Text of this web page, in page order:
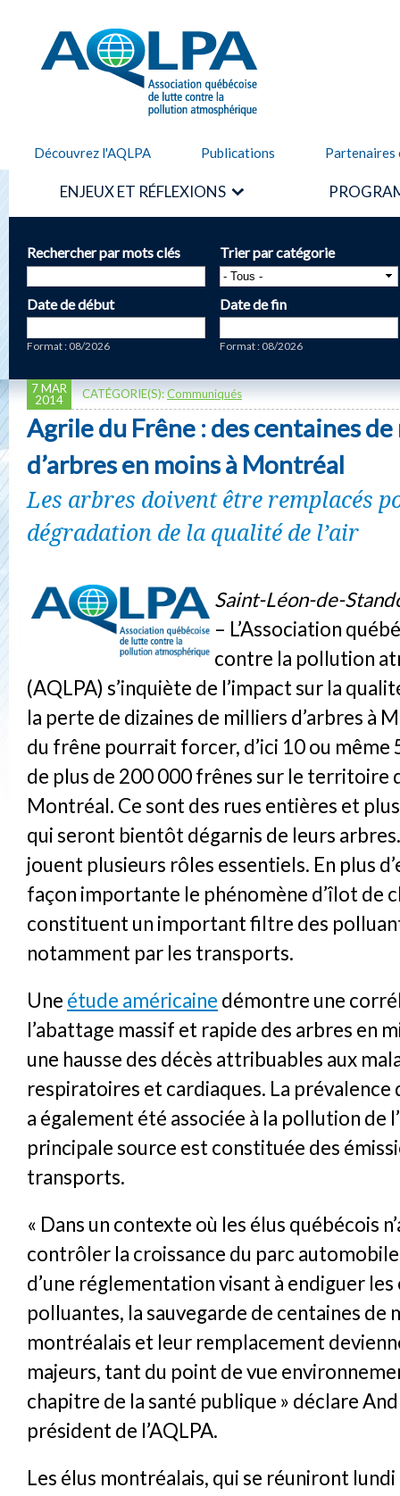
AQLPA
Découvrez l'AQLPA Publications Partenaires
ENJEUX ET RÉFLEXIONS
Rechercher par mots clés Trier par catégorie
Date de début
Format : 08/2026
Date de fin
Format : 08/2026
7 MAR
2014
CATÉGORIE(S):Communiqués
Agrile du Frêne : des centaines
d’arbres en moins à Montréal
Les arbres doivent être remplacés
dégradation de la qualité de l’air
Saint-Léon-de-
– L’Association
contre la pollution
(AQLPA) s’inquiète de l’impact sur la
la perte de dizaines de milliers d’arbres à
du frêne pourrait forcer, d’ici 10 ou même
de plus de 200 000 frênes sur le territoire
Montréal. Ce sont des rues entières et
qui seront bientôt dégarnis de leurs
jouent plusieurs rôles essentiels. En plus
façon importante le phénomène d’îlot de
constituent un important filtre des
notamment par les transports.
Une étude américaine démontre une
l’abattage massif et rapide des arbres en
une hausse des décès attribuables aux
respiratoires et cardiaques. La prévalence
a également été associée à la pollution de
principale source est constituée des
transports.
« Dans un contexte où les élus québécois
contrôler la croissance du parc automobile
d’une réglementation visant à endiguer les
polluantes, la sauvegarde de centaines de
montréalais et leur remplacement
majeurs, tant du point de vue
chapitre de la santé publique » déclare
président de l’AQLPA.
Les élus montréalais, qui se réuniront